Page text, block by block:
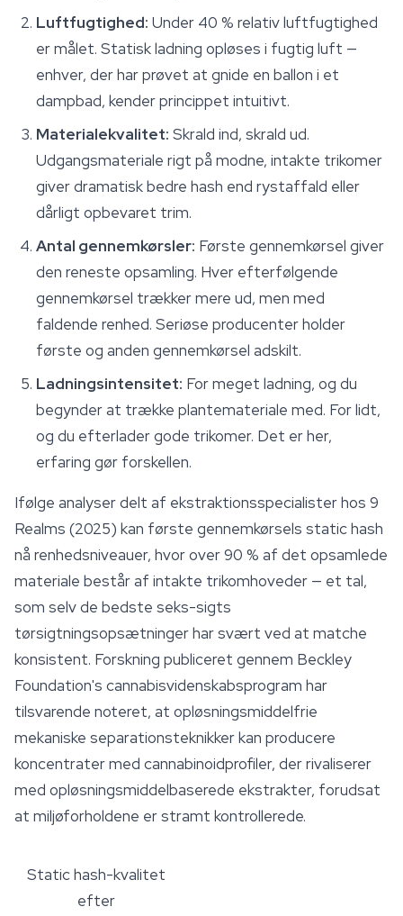
Luftfugtighed: Under 40 % relativ luftfugtighed
er målet. Statisk ladning opløses i fugtig luft —
enhver, der har prøvet at gnide en ballon i et
dampbad, kender princippet intuitivt.
Materialekvalitet: Skrald ind, skrald ud.
Udgangsmateriale rigt på modne, intakte trikomer
giver dramatisk bedre hash end rystaffald eller
dårligt opbevaret trim.
Antal gennemkørsler: Første gennemkørsel giver
den reneste opsamling. Hver efterfølgende
gennemkørsel trækker mere ud, men med
faldende renhed. Seriøse producenter holder
første og anden gennemkørsel adskilt.
Ladningsintensitet: For meget ladning, og du
begynder at trække plantemateriale med. For lidt,
og du efterlader gode trikomer. Det er her,
erfaring gør forskellen.
Ifølge analyser delt af ekstraktionsspecialister hos 9
Realms (2025) kan første gennemkørsels static hash
nå renhedsniveauer, hvor over 90 % af det opsamlede
materiale består af intakte trikomhoveder — et tal,
som selv de bedste seks-sigts
tørsigtningsopsætninger har svært ved at matche
konsistent. Forskning publiceret gennem Beckley
Foundation's cannabisvidenskabsprogram har
tilsvarende noteret, at opløsningsmiddelfrie
mekaniske separationsteknikker kan producere
koncentrater med cannabinoidprofiler, der rivaliserer
med opløsningsmiddelbaserede ekstrakter, forudsat
at miljøforholdene er stramt kontrollerede.
Static hash-kvalitet
efter